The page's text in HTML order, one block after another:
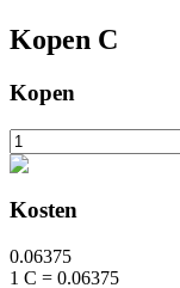
Kopen C
Kopen
Kosten
0.06375
1 C = 0.06375